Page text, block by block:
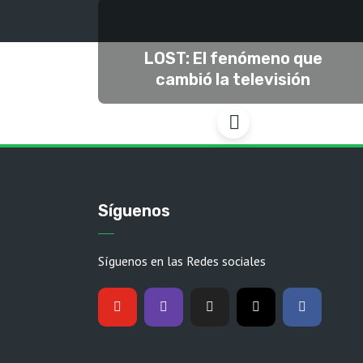
LOST: El fenómeno que
cambió la televisión
Síguenos
Síguenos en las Redes sociales